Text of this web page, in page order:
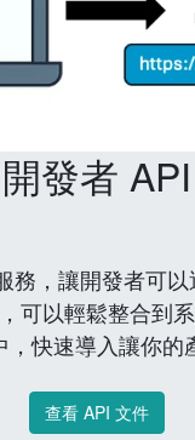
開發者 API
務，讓開發者可
可以輕鬆整合到
快速導入讓你的
查看 API 文件